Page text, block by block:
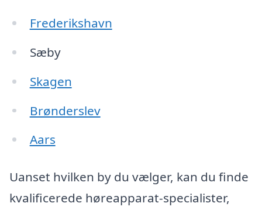
Frederikshavn
Sæby
Skagen
Brønderslev
Aars
Uanset hvilken by du vælger, kan du finde
kvalificerede høreapparat-specialister,